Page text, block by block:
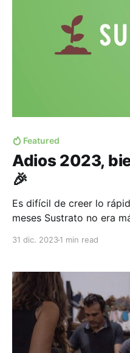
Featured
Adios 2023,
🎉
Es difícil de creer lo
meses Sustrato no era
comunidad. Me
31 dic. 20231 min read